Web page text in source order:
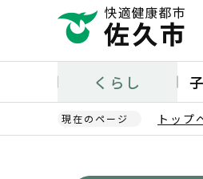
ー
の
くらし
現在のページ トップ